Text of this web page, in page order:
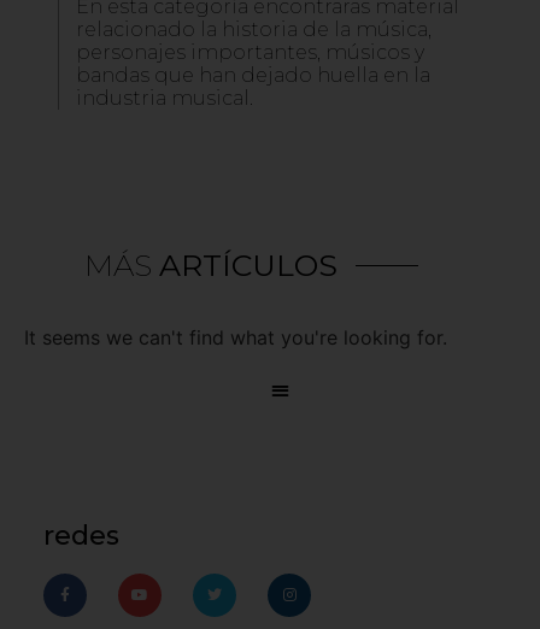
En esta categoría encontraras material
relacionado la historia de la música,
personajes importantes, músicos y
bandas que han dejado huella en la
industria musical.
MÁS ARTÍCULOS
It seems we can't find what you're looking for.
redes